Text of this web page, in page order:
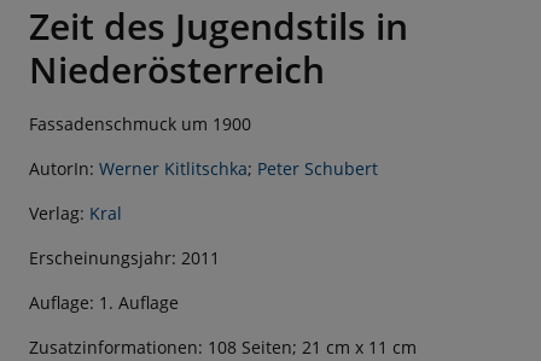
Zeit des Jugendstils in
Niederösterreich
Fassadenschmuck um 1900
AutorIn: Werner Kitlitschka; Peter Schubert
Verlag: Kral
Erscheinungsjahr: 2011
Auflage: 1. Auflage
Zusatzinformationen: 108 Seiten; 21 cm x 11 cm